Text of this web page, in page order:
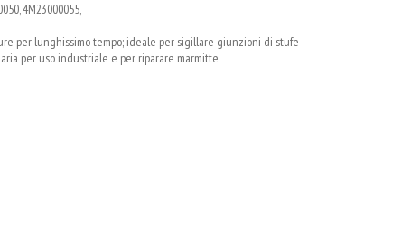
4M23000055,
per lunghissimo tempo; ideale per sigillare giunzioni di stufe
per uso industriale e per riparare marmitte